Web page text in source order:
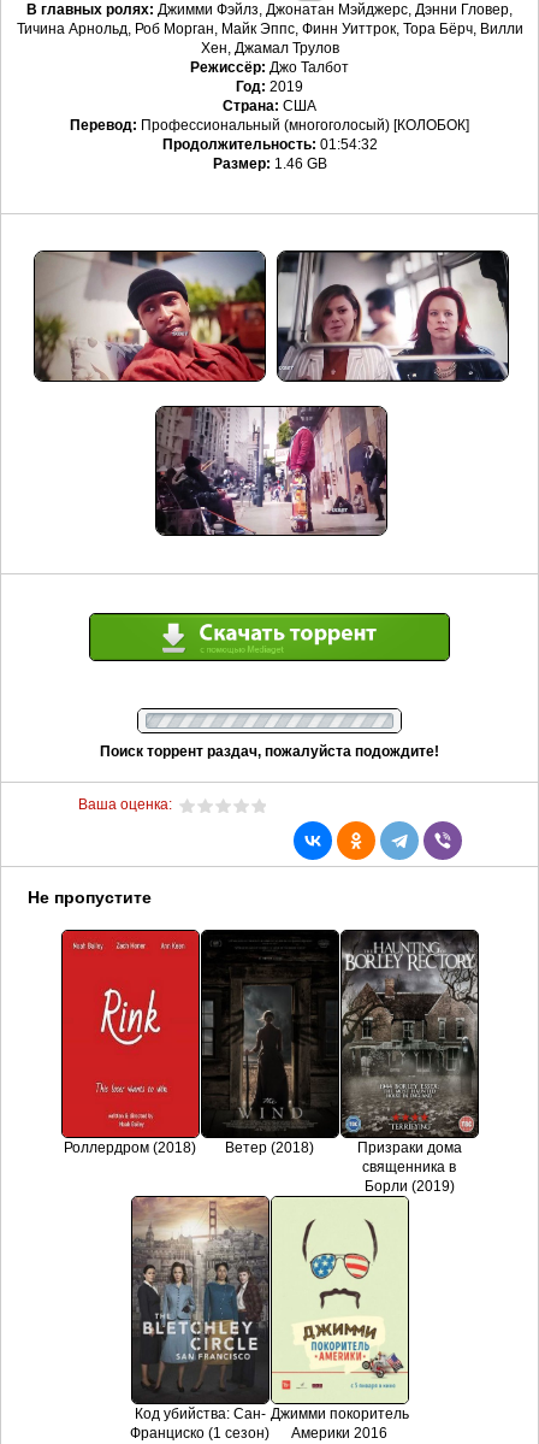
В главных ролях: Джимми Фэйлз, Джонатан Мэйджерс, Дэнни Гловер,
Тичина Арнольд, Роб Морган, Майк Эппс, Финн Уиттрок, Тора Бёрч, Вилли
Хен, Джамал Трулов
Режиссёр: Джо Талбот
Год: 2019
Страна: США
Перевод: Профессиональный (многоголосый) [КОЛОБОК]
Продолжительность: 01:54:32
Размер: 1.46 GB
Поиск торрент раздач, пожалуйста подождите!
Ваша оценка:
Не пропустите
Роллердром (2018) Ветер (2018)
Призраки дома
священника в
Борли (2019)
Код убийства: Сан-
Франциско (1 сезон)
Джимми покоритель
Америки 2016